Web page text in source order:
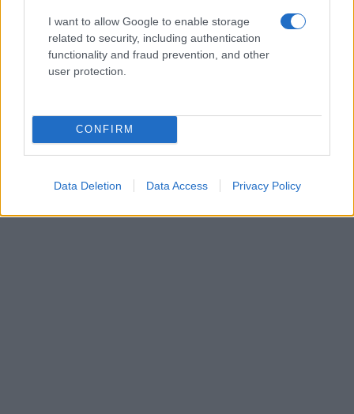
I want to allow Google to enable storage
related to security, including authentication
functionality and fraud prevention, and other
user protection.
CONFIRM
Data Deletion Data Access Privacy Policy
dinamiche dello shopping online aiutando i
lettori a riconoscere lo sconto reale dal
marketing; collabora da anni con guide all
acquisto.